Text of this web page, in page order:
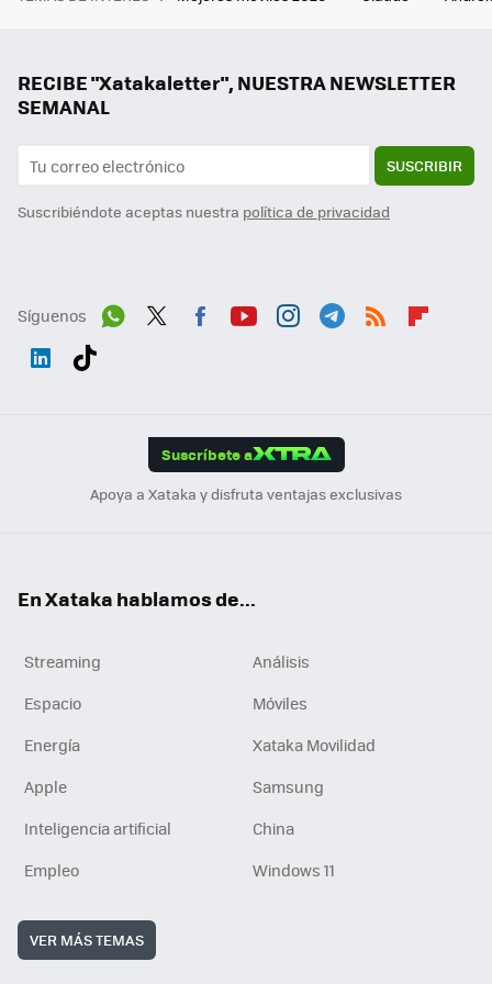
RECIBE "Xatakaletter", NUESTRA NEWSLETTER
SEMANAL
SUSCRIBIR
Suscribiéndote aceptas nuestra política de privacidad
Síguenos
Suscríbete a
Apoya a Xataka y disfruta ventajas exclusivas
En Xataka hablamos de...
Streaming
Análisis
Espacio
Móviles
Energía
Xataka Movilidad
Apple
Samsung
Inteligencia artificial
China
Empleo
Windows 11
VER MÁS TEMAS